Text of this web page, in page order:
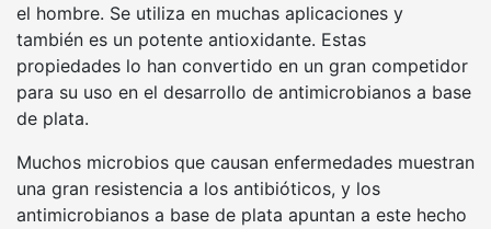
el hombre. Se utiliza en muchas aplicaciones y
también es un potente antioxidante. Estas
propiedades lo han convertido en un gran competidor
para su uso en el desarrollo de antimicrobianos a base
de plata.
Muchos microbios que causan enfermedades muestran
una gran resistencia a los antibióticos, y los
antimicrobianos a base de plata apuntan a este hecho